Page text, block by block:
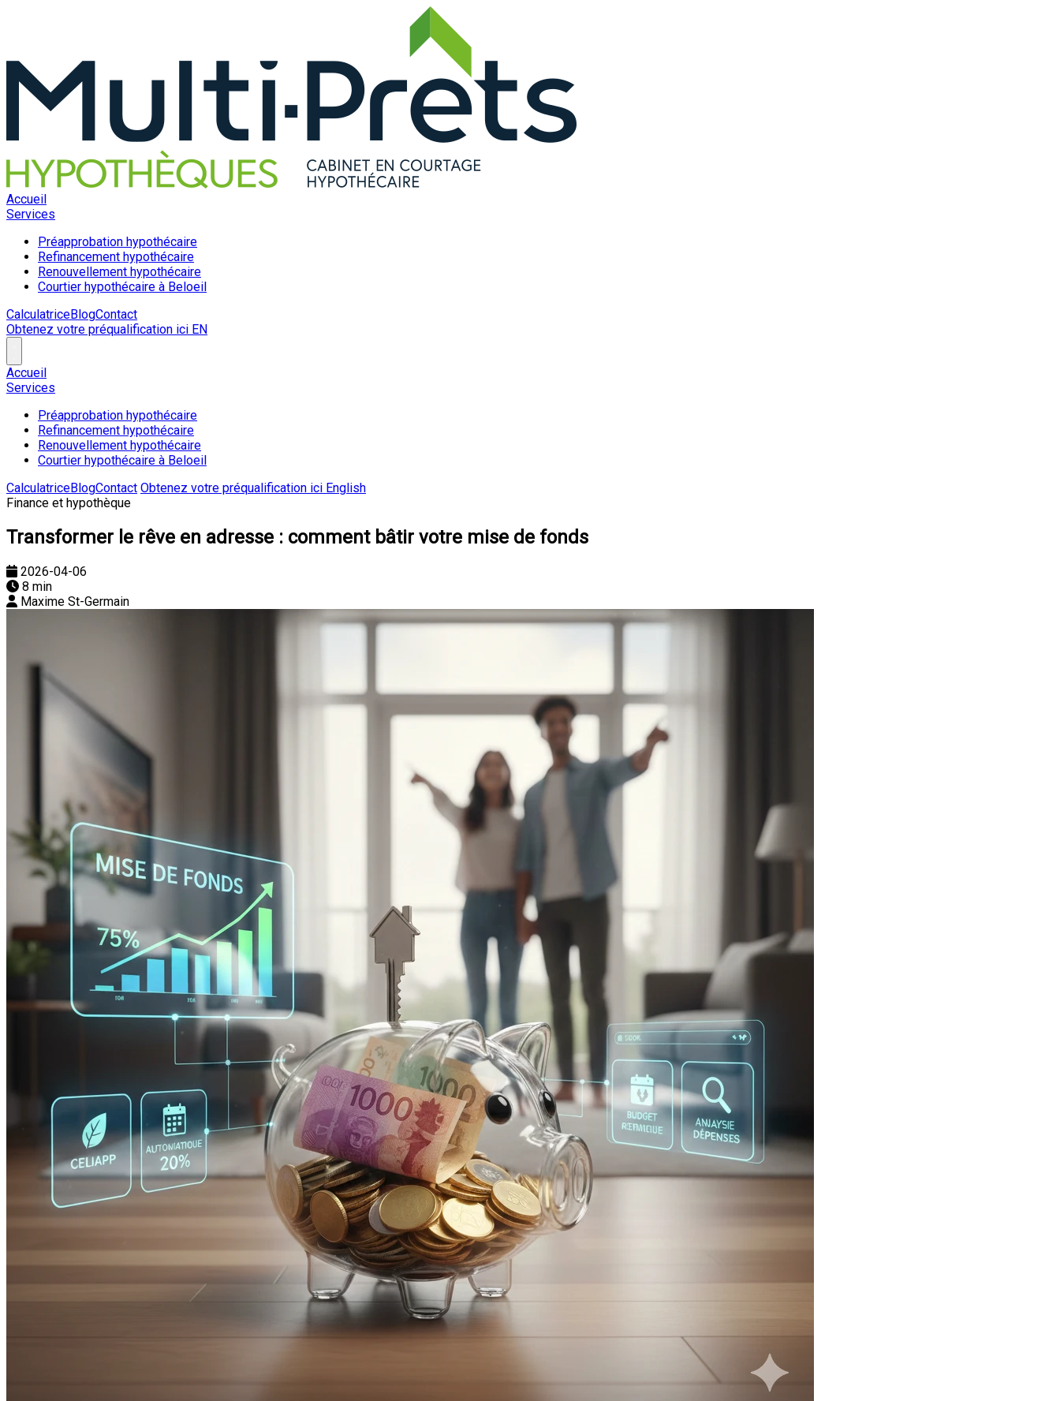
Accueil
Services
Préapprobation hypothécaire
Refinancement hypothécaire
Renouvellement hypothécaire
Courtier hypothécaire à Beloeil
CalculatriceBlogContact
Obtenez votre préqualification ici EN
Accueil
Services
Préapprobation hypothécaire
Refinancement hypothécaire
Renouvellement hypothécaire
Courtier hypothécaire à Beloeil
CalculatriceBlogContact Obtenez votre préqualification ici English
Finance et hypothèque
Transformer le rêve en adresse : comment bâtir votre mise de fonds
2026-04-06
8 min
Maxime St-Germain